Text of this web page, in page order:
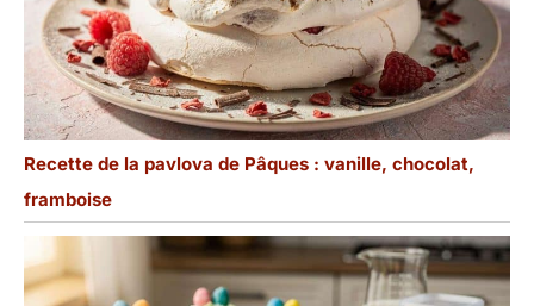
Recette de la pavlova de Pâques : vanille, chocolat,
framboise